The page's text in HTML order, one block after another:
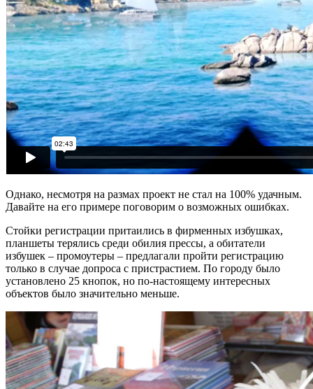
Однако, несмотря на размах проект не стал на 100% удачным.
Давайте на его примере поговорим о возможных ошибках.
Стойки регистрации притаились в фирменных избушках,
планшеты терялись среди обилия прессы, а обитатели
избушек – промоутеры – предлагали пройти регистрацию
только в случае допроса с пристрастием. По городу было
установлено 25 кнопок, но по-настоящему интересных
объектов было значительно меньше.